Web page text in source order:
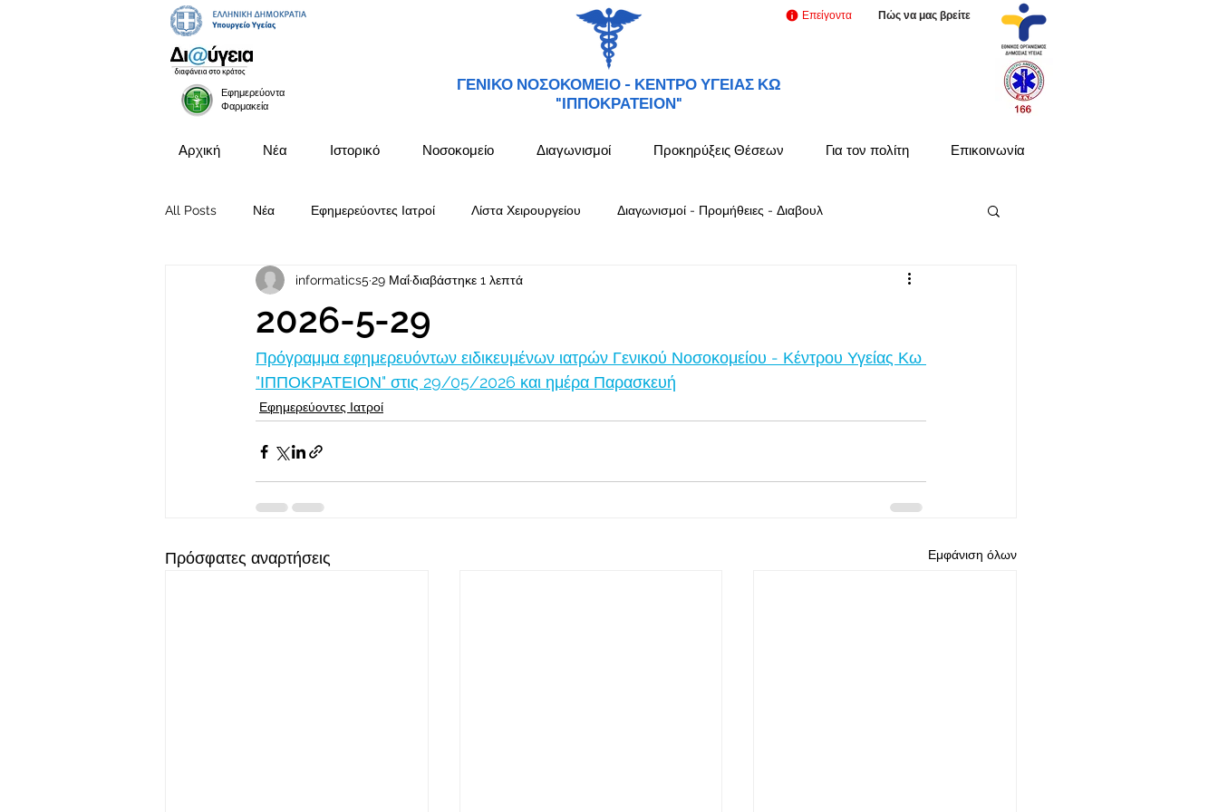
Εφημερεύοντα
Φαρμακεία
ΓΕΝΙΚΟ ΝΟΣΟΚΟΜΕΙΟ - ΚΕΝΤΡΟ ΥΓΕΙΑΣ ΚΩ
"ΙΠΠΟΚΡΑΤΕΙΟΝ"
Επείγοντα Πώς να μας βρείτε
Αρχική Νέα Ιστορικό Νοσοκομείο Διαγωνισμοί Προκηρύξεις Θέσεων Για τον πολίτη Επικοινωνία
All Posts Νέα Εφημερεύοντες Ιατροί Λίστα Χειρουργείου Διαγωνισμοί - Προμήθειες - Διαβουλ
Προκηρύξεις Θέσεων
2026-5-29
informatics5 29 Μαΐδιαβάστηκε 1 λεπτά
Πρόγραμμα εφημερευόντων ειδικευμένων ιατρών Γενικού Νοσοκομείου - Κέντρου Υγείας Κω
"ΙΠΠΟΚΡΑΤΕΙΟΝ" στις 29/05/2026 και ημέρα Παρασκευή
Εφημερεύοντες Ιατροί
Πρόσφατες αναρτήσεις Εμφάνιση όλων